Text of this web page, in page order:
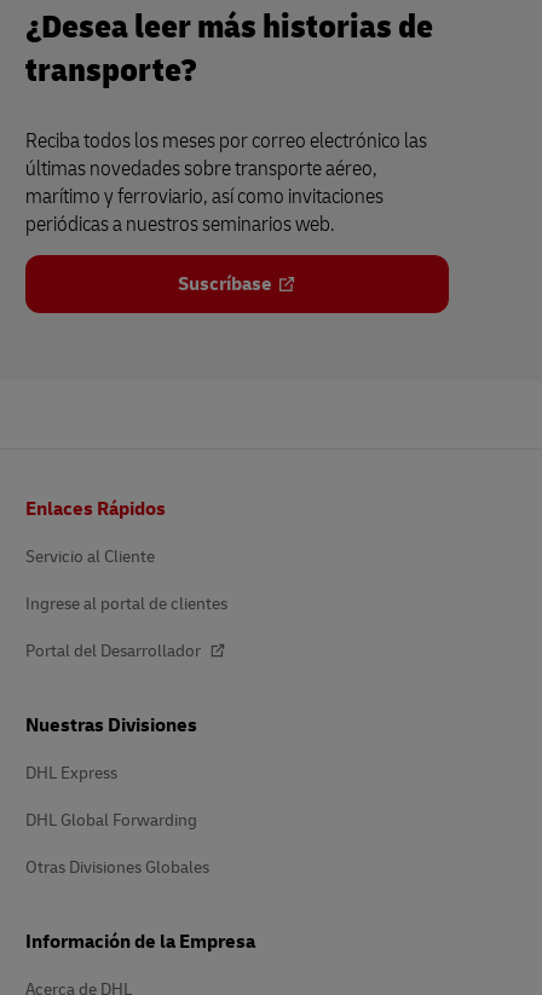
¿Desea leer más historias de
transporte?
Reciba todos los meses por correo electrónico las
últimas novedades sobre transporte aéreo,
marítimo y ferroviario, así como invitaciones
periódicas a nuestros seminarios web.
Suscríbase
de
Enlaces Rápidos
Servicio al Cliente
Ingrese al portal de clientes
Portal del Desarrollador
Nuestras Divisiones
DHL Express
DHL Global Forwarding
Otras Divisiones Globales
Información de la Empresa
Acerca de DHL